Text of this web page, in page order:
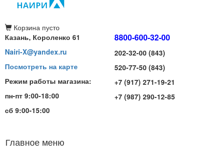
Корзина пусто
Казань, Короленко 61
Nairi-X@yandex.ru
Посмотреть на карте
Режим работы магазина:
пн-пт 9:00-18:00
сб 9:00-15:00
8800-600-32-00
202-32-00 (843)
520-77-50 (843)
+7 (917) 271-19-21
+7 (987) 290-12-85
Главное меню